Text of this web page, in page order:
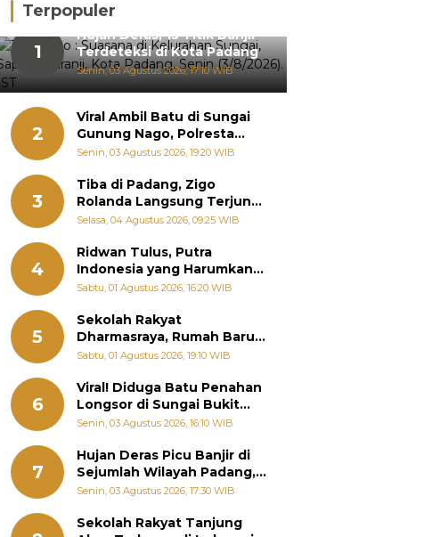
Terpopuler
1
Hujan Deras, 15 Titik Banjir
Terdeteksi di Kota Padang
Senin, 03 Agustus 2026, 17:10 WIB
2
Viral Ambil Batu di Sungai
Gunung Nago, Polresta
Padang Ungkap Fakta
Senin, 03 Agustus 2026, 19:20 WIB
3
Tiba di Padang, Zigo
Rolanda Langsung Terjun
Bantu Warga Terdampak
Selasa, 04 Agustus 2026, 09:25 WIB
4
Ridwan Tulus, Putra
Indonesia yang Harumkan
Nama Bangsa hingga
Jepang
Sabtu, 01 Agustus 2026, 16:20 WIB
5
Sekolah Rakyat
Dharmasraya, Rumah Baru
268 Anak Menggapai Mimpi
Kemiskinan
Sabtu, 01 Agustus 2026, 19:10 WIB
6
Viral! Diduga Batu Penahan
Longsor di Sungai Bukit
Nago Padang Diambil, Warga
Senin, 03 Agustus 2026, 16:10 WIB
7
Hujan Deras Picu Banjir di
Sejumlah Wilayah Padang,
Fadly Amran Perintahkan
Senin, 03 Agustus 2026, 17:30 WIB
Sekolah Rakyat Tanjung